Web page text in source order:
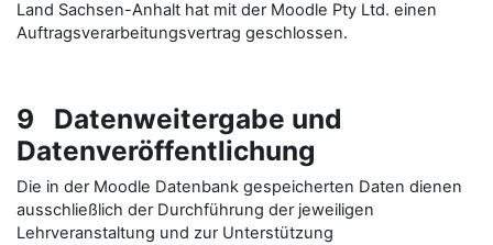
Land Sachsen-Anhalt hat mit der Moodle Pty Ltd. einen
Auftragsverarbeitungsvertrag geschlossen.
9 Datenweitergabe und
Datenveröffentlichung
Die in der Moodle Datenbank gespeicherten Daten dienen
ausschließlich der Durchführung der jeweiligen
Lehrveranstaltung und zur Unterstützung